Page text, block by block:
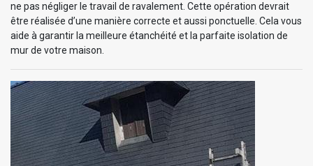
ne pas négliger le travail de ravalement. Cette opération devrait
être réalisée d’une manière correcte et aussi ponctuelle. Cela vous
aide à garantir la meilleure étanchéité et la parfaite isolation de
mur de votre maison.